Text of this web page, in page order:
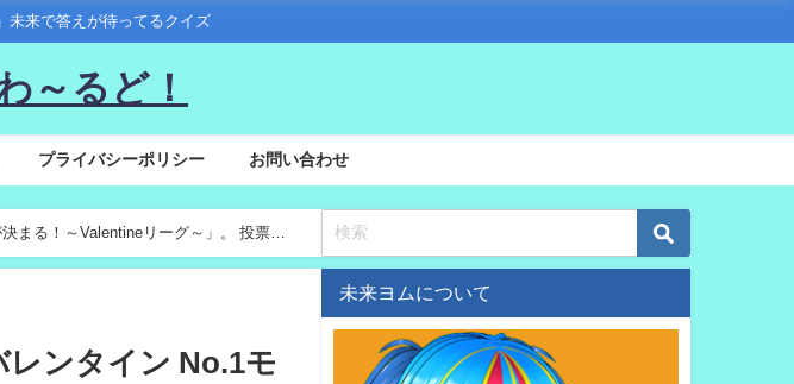
未来で答えが待ってるクイズ
～るど！
プライバシーポリシー お問い合わせ
まる！～Valentineリーグ～」。 投票１
レンタイン No.1モ
未来ヨムについて